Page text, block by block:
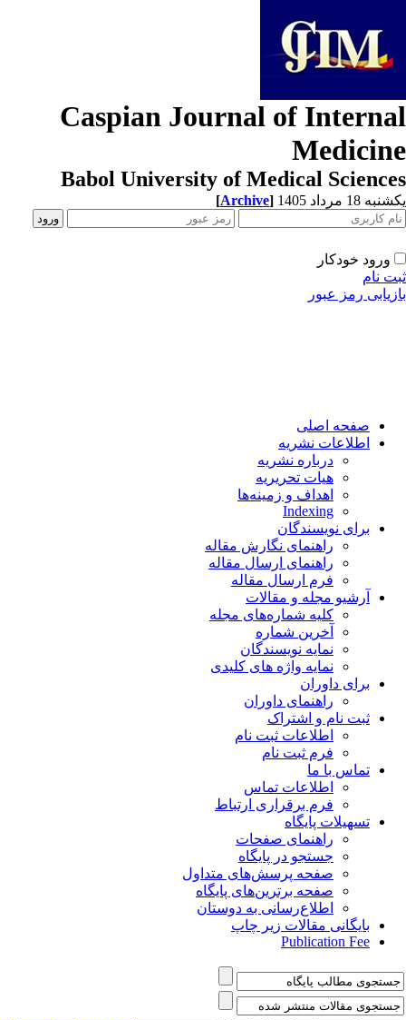
Caspian Journal of
Babol University of Medical
18 مرداد 1405 [Archive]
ورود خودکار
نام
رمز عبور
صفحه اصلی
اطلاعات نشریه
درباره نشریه
هیات تحریریه
اهداف و زمینه‌ها
Indexing
برای نویسندگان
راهنمای نگارش مقاله
راهنمای ارسال مقاله
فرم ارسال مقاله
آرشیو مجله و مقالات
کلیه شماره‌های مجله
آخرین شماره
نمایه نویسندگان
نمایه واژه های کلیدی
برای داوران
راهنمای داوران
ثبت نام و اشتراک
اطلاعات ثبت نام
فرم ثبت نام
تماس با ما
اطلاعات تماس
فرم برقراری ارتباط
تسهیلات پایگاه
راهنمای صفحات
جستجو در پایگاه
صفحه پرسش‌های متداول
صفحه برترین‌های پایگاه
اطلاع‌رسانی به دوستان
بایگانی مقالات زیر چاپ
Publication Fee